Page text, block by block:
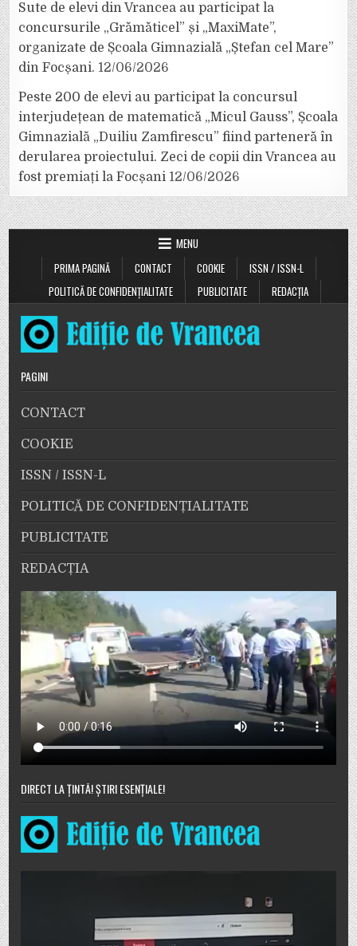
Sute de elevi din Vrancea au participat la
concursurile „Grămăticel” și „MaxiMate”,
organizate de Școala Gimnazială „Ștefan cel Mare”
din Focșani. 12/06/2026
Peste 200 de elevi au participat la concursul
interjudețean de matematică „Micul Gauss”, Școala
Gimnazială „Duiliu Zamfirescu” fiind parteneră în
derularea proiectului. Zeci de copii din Vrancea au
fost premiați la Focșani 12/06/2026
MENU
PRIMA PAGINĂ
CONTACT COOKIE
ISSN / ISSN-L
POLITICĂ DE CONFIDENȚIALITATE
PUBLICITATE REDACȚIA
PAGINI
CONTACT
COOKIE
ISSN / ISSN-L
POLITICĂ DE CONFIDENȚIALITATE
PUBLICITATE
REDACȚIA
DIRECT LA ȚINTĂ! ȘTIRI ESENȚIALE!